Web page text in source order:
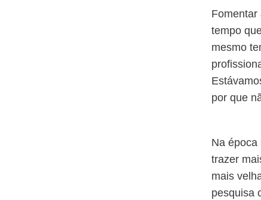
Fomentar
tempo
mesmo
por que
Na época
trazer
mais
pesquisa